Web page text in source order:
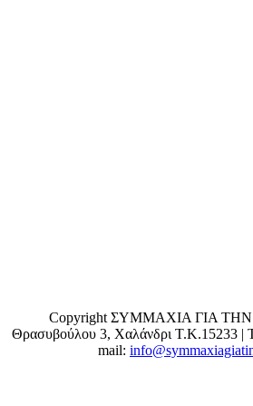
Copyright ΣΥΜΜΑΧΙΑ ΓΙΑ
Θρασυβούλου 3, Χαλάνδρι T.K.15233 |
mail: